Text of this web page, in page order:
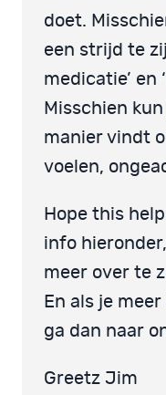
doet.
een strijd te
medicatie’ en
Misschien
manier vindt
voelen,
Hope this
info
meer over te
En als je
ga dan naar
Greetz Jim